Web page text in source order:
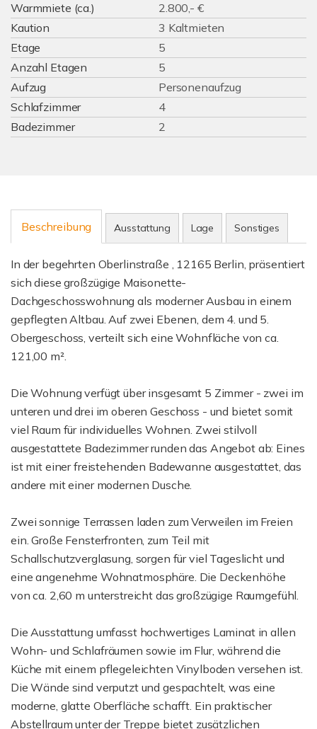
Warmmiete (ca.)
2.800,- €
Kaution
3 Kaltmieten
Etage
5
Anzahl Etagen
5
Aufzug
Personenaufzug
Schlafzimmer
4
Badezimmer
2
Beschreibung Ausstattung Lage Sonstiges
In der begehrten Oberlinstraße , 12165 Berlin, präsentiert
sich diese großzügige Maisonette-
Dachgeschosswohnung als moderner Ausbau in einem
gepflegten Altbau. Auf zwei Ebenen, dem 4. und 5.
Obergeschoss, verteilt sich eine Wohnfläche von ca.
121,00 m².
Die Wohnung verfügt über insgesamt 5 Zimmer - zwei im
unteren und drei im oberen Geschoss - und bietet somit
viel Raum für individuelles Wohnen. Zwei stilvoll
ausgestattete Badezimmer runden das Angebot ab: Eines
ist mit einer freistehenden Badewanne ausgestattet, das
andere mit einer modernen Dusche.
Zwei sonnige Terrassen laden zum Verweilen im Freien
ein. Große Fensterfronten, zum Teil mit
Schallschutzverglasung, sorgen für viel Tageslicht und
eine angenehme Wohnatmosphäre. Die Deckenhöhe
von ca. 2,60 m unterstreicht das großzügige Raumgefühl.
Die Ausstattung umfasst hochwertiges Laminat in allen
Wohn- und Schlafräumen sowie im Flur, während die
Küche mit einem pflegeleichten Vinylboden versehen ist.
Die Wände sind verputzt und gespachtelt, was eine
moderne, glatte Oberfläche schafft. Ein praktischer
Abstellraum unter der Treppe bietet zusätzlichen